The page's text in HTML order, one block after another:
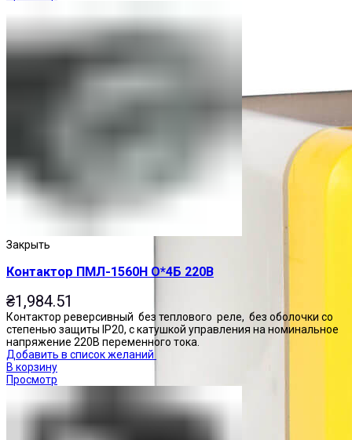
Закрыть
Контактор ПМЛ-1560Н О*4Б 220В
₴1,984.51
Контактор реверсивный без теплового реле, без оболочки со
степенью защиты IP20, с катушкой управления на номинальное
напряжение 220В переменного тока.
Добавить в список желаний
В корзину
Просмотр